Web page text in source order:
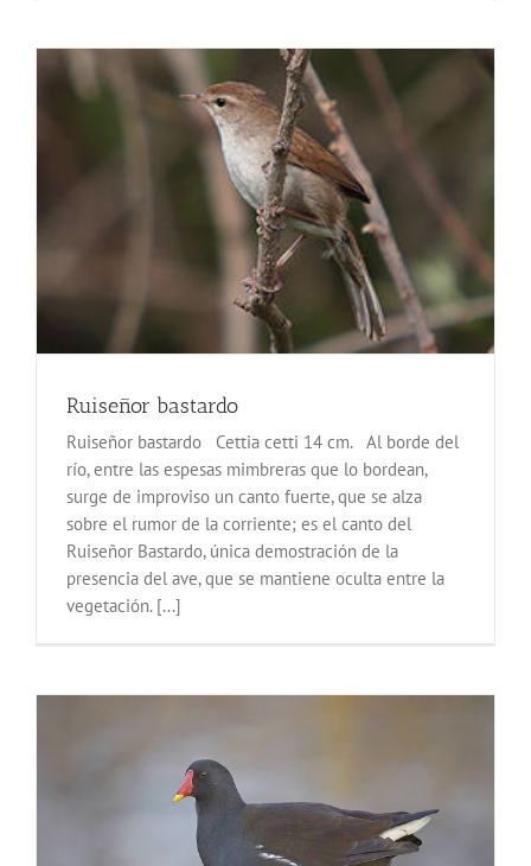
Ruiseñor bastardo
Ruiseñor bastardo Cettia cetti 14 cm. Al borde del
río, entre las espesas mimbreras que lo bordean,
surge de improviso un canto fuerte, que se alza
sobre el rumor de la corriente; es el canto del
Ruiseñor Bastardo, única demostración de la
presencia del ave, que se mantiene oculta entre la
vegetación. [...]